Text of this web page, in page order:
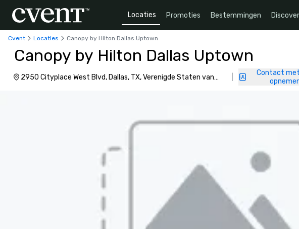
Locaties Promoties Bestemmingen Discover
Cvent Locaties Canopy by Hilton Dallas Uptown
Canopy by Hilton Dallas Uptown
2950 Cityplace West Blvd, Dallas, TX, Verenigde Staten van
Contact